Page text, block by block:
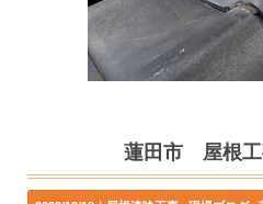
蓮田市 屋根工